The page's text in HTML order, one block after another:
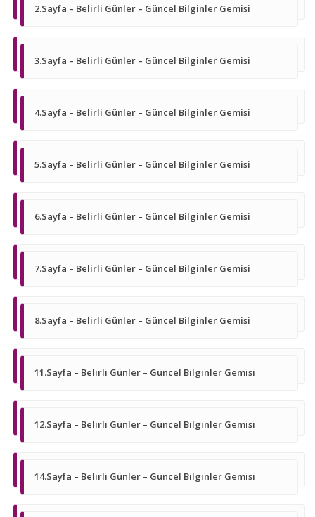
2.Sayfa – Belirli Günler – Güncel Bilginler Gemisi
3.Sayfa – Belirli Günler – Güncel Bilginler Gemisi
4.Sayfa – Belirli Günler – Güncel Bilginler Gemisi
5.Sayfa – Belirli Günler – Güncel Bilginler Gemisi
6.Sayfa – Belirli Günler – Güncel Bilginler Gemisi
7.Sayfa – Belirli Günler – Güncel Bilginler Gemisi
8.Sayfa – Belirli Günler – Güncel Bilginler Gemisi
11.Sayfa – Belirli Günler – Güncel Bilginler Gemisi
12.Sayfa – Belirli Günler – Güncel Bilginler Gemisi
14.Sayfa – Belirli Günler – Güncel Bilginler Gemisi